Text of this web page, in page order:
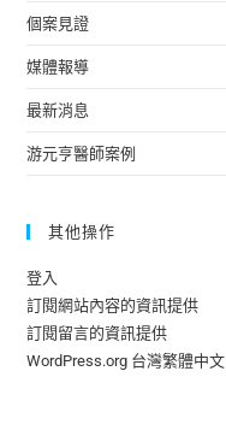
個案見證
媒體報導
最新消息
游元亨醫師案例
其他操作
登入
訂閱網站內容的資訊提供
訂閱留言的資訊提供
WordPress.org 台灣繁體中文